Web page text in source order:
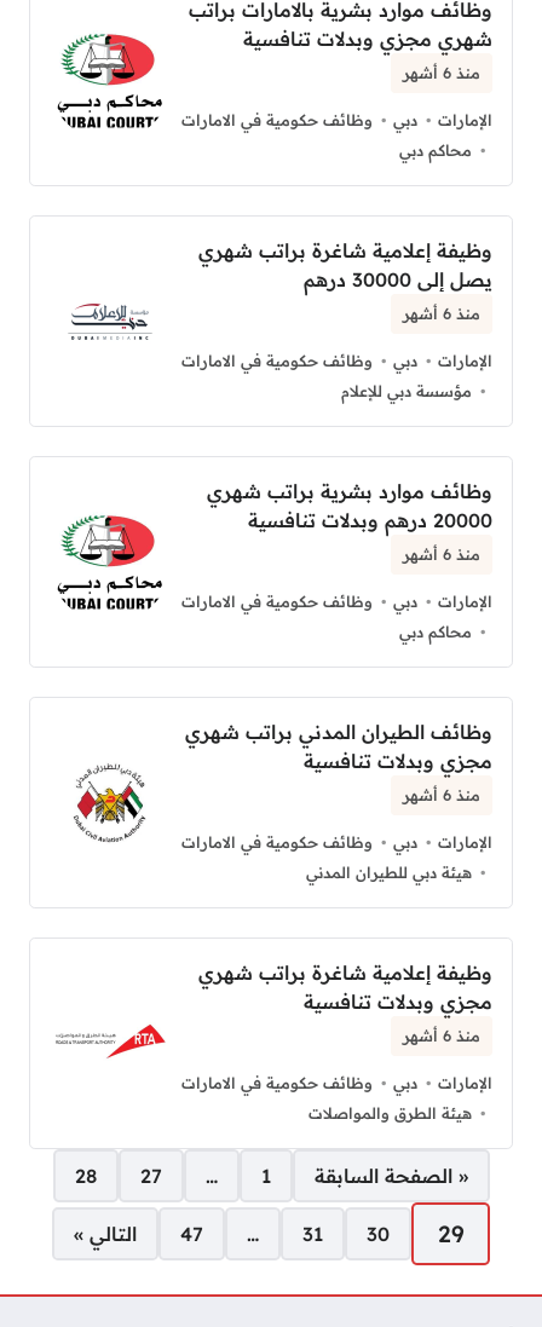
وظائف موارد بشرية بالامارات براتب
شهري مجزي وبدلات تنافسية
منذ 6 أشهر
الإمارات دبي
وظائف حكومية في الامارات
محاكم دبي
وظيفة إعلامية شاغرة براتب شهري
يصل إلى 30000 درهم
منذ 6 أشهر
الإمارات دبي
وظائف حكومية في الامارات
مؤسسة دبي للإعلام
وظائف موارد بشرية براتب شهري
20000 درهم وبدلات تنافسية
منذ 6 أشهر
الإمارات دبي
وظائف حكومية في الامارات
محاكم دبي
وظائف الطيران المدني براتب شهري
مجزي وبدلات تنافسية
منذ 6 أشهر
الإمارات دبي
وظائف حكومية في الامارات
هيئة دبي للطيران المدني
وظيفة إعلامية شاغرة براتب شهري
مجزي وبدلات تنافسية
منذ 6 أشهر
الإمارات دبي
وظائف حكومية في الامارات
هيئة الطرق والمواصلات
صفحات:
« الصفحة السابقة 1
…
27
28
29
30
31
…
47 التالي »